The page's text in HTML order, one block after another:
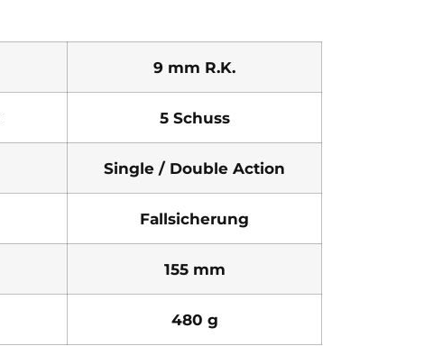
9 mm R.K.
5 Schuss
Single / Double Action
Fallsicherung
155 mm
480 g